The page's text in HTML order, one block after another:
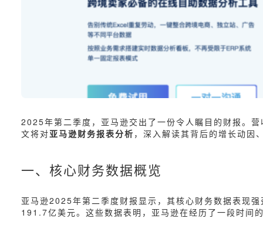
2025年第二季度，亚马逊交出了一份令人瞩目的财报。
文将对亚马逊财务报表分析 ，深入解读其背后的增长动因
一、核心财务数据概览
亚马逊2025年第二季度财报显示，其核心财务数据表现
191.7亿美元。这些数据表明，亚马逊在经历了一段时间